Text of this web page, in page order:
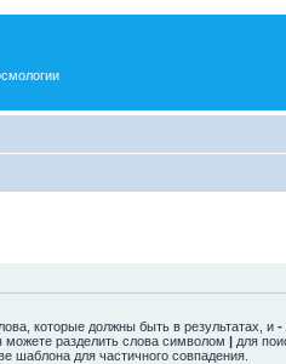
которые должны быть в результатах, и -
можете разделить слова символом | для
шаблона для частичного совпадения.